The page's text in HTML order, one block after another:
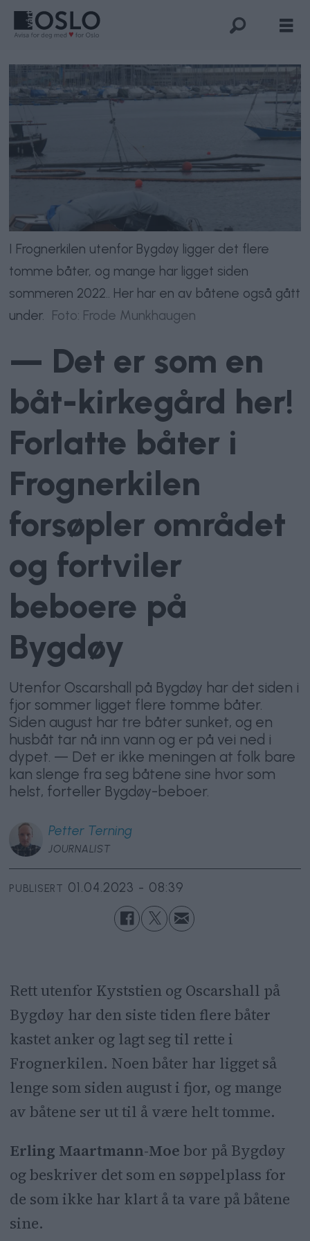
I Frognerkilen utenfor Bygdøy ligger det flere
tomme båter, og mange har ligget siden
sommeren 2022.. Her har en av båtene også gått
under. Foto: Frode Munkhaugen
— Det er som en
båt-kirkegård her!
Forlatte båter i
Frognerkilen
forsøpler området
og fortviler
beboere på
Bygdøy
Utenfor Oscarshall på Bygdøy har det siden i
fjor sommer ligget flere tomme båter.
Siden august har tre båter sunket, og en
husbåt tar nå inn vann og er på vei ned i
dypet. — Det er ikke meningen at folk bare
kan slenge fra seg båtene sine hvor som
helst, forteller Bygdøy-beboer.
Petter Terning
JOURNALIST
PUBLISERT 01.04.2023 - 08:39
Rett utenfor Kyststien og Oscarshall på
Bygdøy har den siste tiden flere båter
kastet anker og lagt seg til rette i
Frognerkilen. Noen båter har ligget så
lenge som siden august i fjor, og mange
av båtene ser ut til å være helt tomme.
Erling Maartmann-Moe bor på Bygdøy
og beskriver det som en søppelplass for
de som ikke har klart å ta vare på båtene
sine.